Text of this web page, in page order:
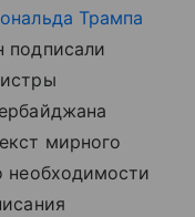
Трампа
подписали
мирного
необходимости